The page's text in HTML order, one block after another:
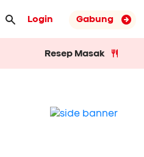
Login Gabung
Resep Masak